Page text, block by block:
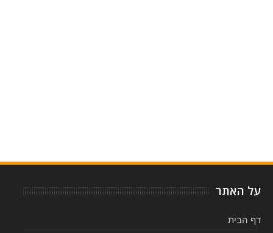
על האתר
דף הבית